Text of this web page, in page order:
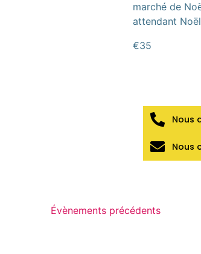
marché de
attendant
€35
Évènements précédents
Nous
Nous